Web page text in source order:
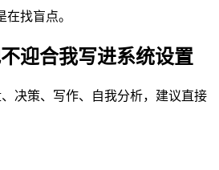
找盲点。
迎合我写进系统设置
决策、写作、自我分析，建议直接